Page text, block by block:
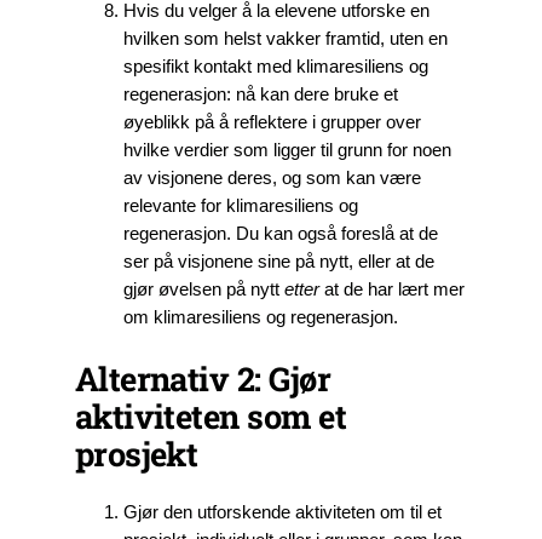
Hvis du velger å la elevene utforske en
hvilken som helst vakker framtid, uten en
spesifikt kontakt med klimaresiliens og
regenerasjon: nå kan dere bruke et
øyeblikk på å reflektere i grupper over
hvilke verdier som ligger til grunn for noen
av visjonene deres, og som kan være
relevante for klimaresiliens og
regenerasjon. Du kan også foreslå at de
ser på visjonene sine på nytt, eller at de
gjør øvelsen på nytt etterat de har lært mer
om klimaresiliens og regenerasjon.
Alternativ 2: Gjør
aktiviteten som et
prosjekt
Gjør den utforskende aktiviteten om til et